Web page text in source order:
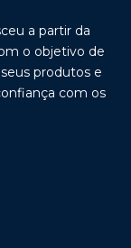
a partir da
o objetivo de
produtos e
com os